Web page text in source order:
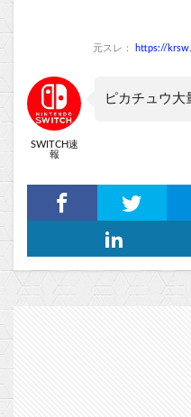
元スレ： https://
SWITCH速
報
ピカチュウ